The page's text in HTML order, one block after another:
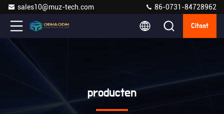
sales10@muz-tech.com 86-0731-84728962
Citaat
producten